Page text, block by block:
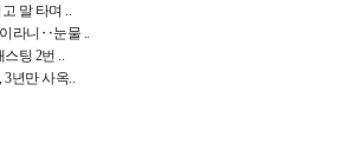
말 타며 ..
라니‥눈물 ..
스팅 2번 ..
3년만 사옥..